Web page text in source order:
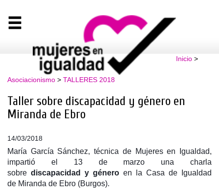
Inicio>
Asociacionismo > TALLERES 2018
Taller sobre discapacidad y género en
Miranda de Ebro
14/03/2018
María García Sánchez, técnica de Mujeres en Igualdad,
impartió el 13 de marzo una charla
sobre discapacidad y género en la Casa de Igualdad
de Miranda de Ebro (Burgos).